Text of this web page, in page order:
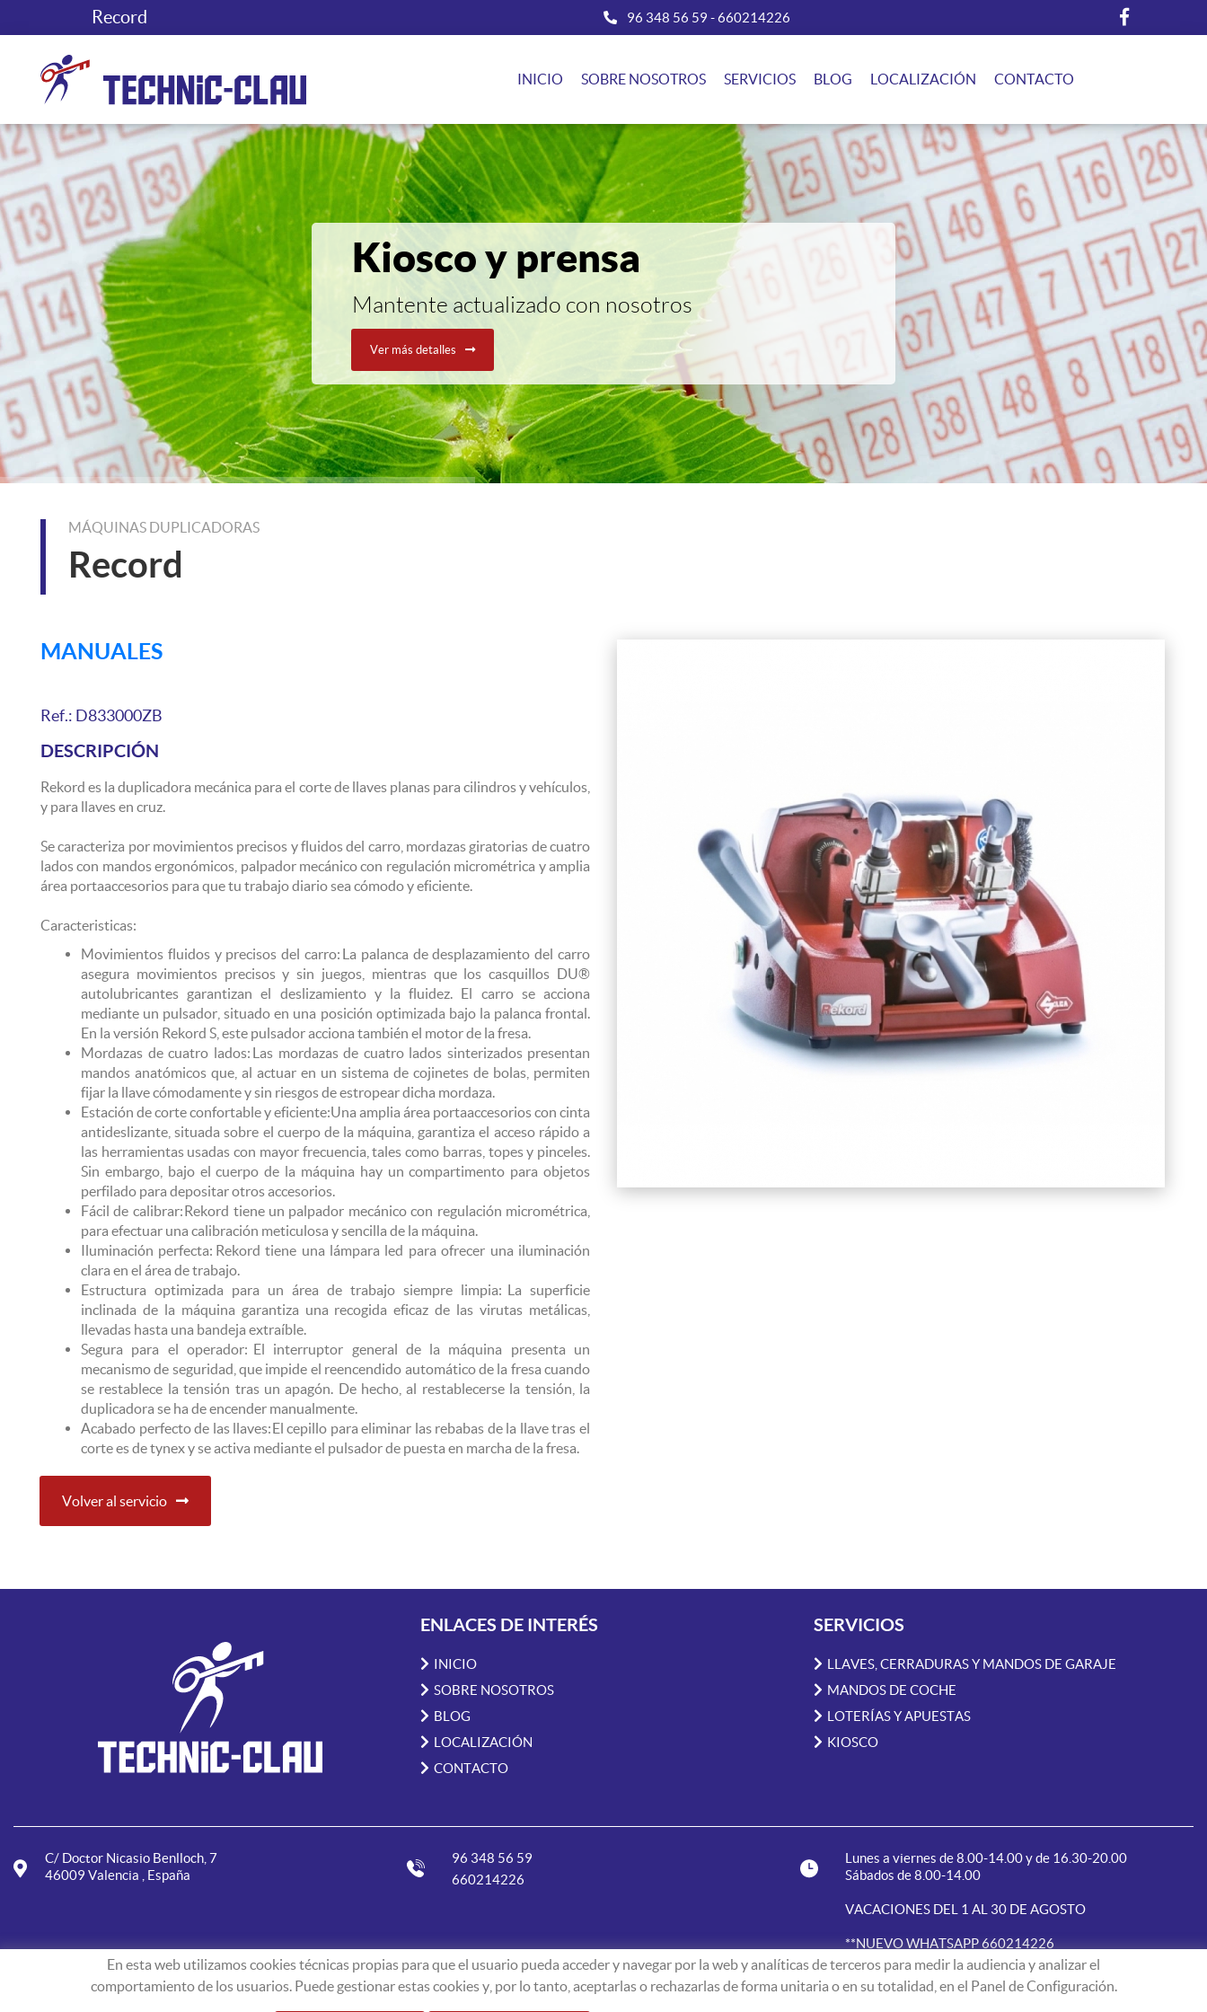
En esta web utilizamos cookies técnicas propias para que el usuario pueda acceder y navegar por la web y analíticas de terceros para medir la audiencia y analizar el
comportamiento de los usuarios. Puede gestionar estas cookies y, por lo tanto, aceptarlas o rechazarlas de forma unitaria o en su totalidad, en el Panel de Configuración.
Record 96 348 56 59 -660214226
INICIO SOBRE NOSOTROS SERVICIOS BLOG LOCALIZACIÓN CONTACTO
Kiosco y prensa
Mantente actualizado con nosotros
Ver más detalles
MÁQUINAS DUPLICADORAS
Record
MANUALES
Ref.: D833000ZB
DESCRIPCIÓN
Rekord es la duplicadora mecánica para el corte de llaves planas para cilindros y vehículos,
y para llaves en cruz.
Se caracteriza por movimientos precisos y fluidos del carro, mordazas giratorias de cuatro
lados con mandos ergonómicos, palpador mecánico con regulación micrométrica y amplia
área portaaccesorios para que tu trabajo diario sea cómodo y eficiente.
Caracteristicas:
Movimientos fluidos y precisos del carro: La palanca de desplazamiento del carro
asegura movimientos precisos y sin juegos, mientras que los casquillos DU®
autolubricantes garantizan el deslizamiento y la fluidez. El carro se acciona
mediante un pulsador, situado en una posición optimizada bajo la palanca frontal.
En la versión Rekord S, este pulsador acciona también el motor de la fresa.
Mordazas de cuatro lados: Las mordazas de cuatro lados sinterizados presentan
mandos anatómicos que, al actuar en un sistema de cojinetes de bolas, permiten
fijar la llave cómodamente y sin riesgos de estropear dicha mordaza.
Estación de corte confortable y eficiente: Una amplia área portaaccesorios con cinta
antideslizante, situada sobre el cuerpo de la máquina, garantiza el acceso rápido a
las herramientas usadas con mayor frecuencia, tales como barras, topes y pinceles.
Sin embargo, bajo el cuerpo de la máquina hay un compartimento para objetos
perfilado para depositar otros accesorios.
Fácil de calibrar: Rekord tiene un palpador mecánico con regulación micrométrica,
para efectuar una calibración meticulosa y sencilla de la máquina.
Iluminación perfecta: Rekord tiene una lámpara led para ofrecer una iluminación
clara en el área de trabajo.
Estructura optimizada para un área de trabajo siempre limpia: La superficie
inclinada de la máquina garantiza una recogida eficaz de las virutas metálicas,
llevadas hasta una bandeja extraíble.
Segura para el operador: El interruptor general de la máquina presenta un
mecanismo de seguridad, que impide el reencendido automático de la fresa cuando
se restablece la tensión tras un apagón. De hecho, al restablecerse la tensión, la
duplicadora se ha de encender manualmente.
Acabado perfecto de las llaves: El cepillo para eliminar las rebabas de la llave tras el
corte es de tynex y se activa mediante el pulsador de puesta en marcha de la fresa.
Volver al servicio
ENLACES DE INTERÉS
INICIO
SOBRE NOSOTROS
BLOG
LOCALIZACIÓN
CONTACTO
SERVICIOS
LLAVES, CERRADURAS Y MANDOS DE GARAJE
MANDOS DE COCHE
LOTERÍAS Y APUESTAS
KIOSCO
C/ Doctor Nicasio Benlloch, 7
46009 Valencia , España
96 348 56 59
660214226
Lunes a viernes de 8.00-14.00 y de 16.30-20.00
Sábados de 8.00-14.00
VACACIONES DEL 1 AL 30 DE AGOSTO
**NUEVO WHATSAPP 660214226